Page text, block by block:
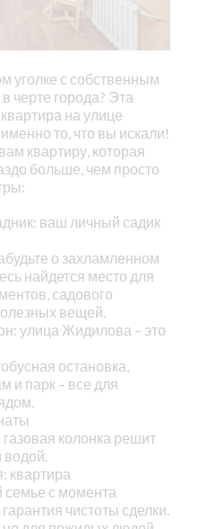
уголке с собственным
черте города? Эта
на улице
то, что вы искали!
квартиру, которая
больше, чем просто
ваш личный садик
о захламленном
найдется место для
садового
вещей.
улица Жидилова – это
остановка,
и парк – все для
колонка решит
квартира
с момента
чистоты сделки.